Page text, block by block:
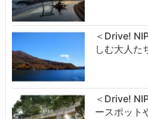
＜Drive!
しむ大人
＜Drive!
ースポット